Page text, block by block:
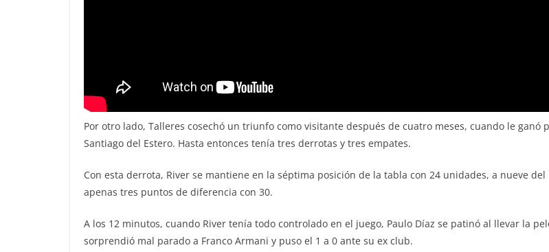
Por otro lado, Talleres cosechó un triunfo como visitante después de cuatro meses, cuando le
Santiago del Estero. Hasta entonces tenía tres derrotas y tres empates.
Con esta derrota, River se mantiene en la séptima posición de la tabla con 24 unidades, a nueve
apenas tres puntos de diferencia con 30.
A los 12 minutos, cuando River tenía todo controlado en el juego, Paulo Díaz se patinó al llevar la
sorprendió mal parado a Franco Armani y puso el 1 a 0 ante su ex club.